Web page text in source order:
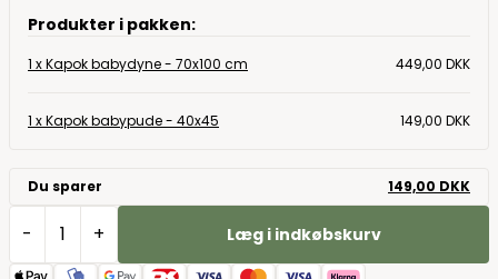
Produkter i pakken:
1 x Kapok babydyne - 70x100 cm 449,00 DKK
1 x Kapok babypude - 40x45 149,00 DKK
Du sparer 149,00 DKK
- + Læg i indkøbskurv